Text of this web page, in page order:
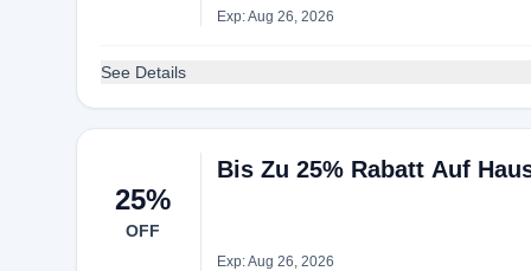
Exp: Aug 26, 2026
See Details
25%
OFF
Bis Zu 25% Rabatt Auf
Exp: Aug 26, 2026